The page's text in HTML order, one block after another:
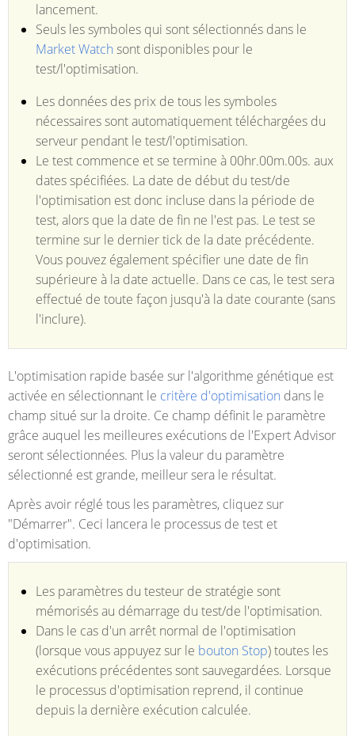
lancement.
Seuls les symboles qui sont sélectionnés dans le
Market Watch sont disponibles pour le
test/l'optimisation.
Les données des prix de tous les symboles
nécessaires sont automatiquement téléchargées du
serveur pendant le test/l'optimisation.
Le test commence et se termine à 00hr.00m.00s. aux
dates spécifiées. La date de début du test/de
l'optimisation est donc incluse dans la période de
test, alors que la date de fin ne l'est pas. Le test se
termine sur le dernier tick de la date précédente.
Vous pouvez également spécifier une date de fin
supérieure à la date actuelle. Dans ce cas, le test sera
effectué de toute façon jusqu'à la date courante (sans
l'inclure).
L'optimisation rapide basée sur l'algorithme génétique est
activée en sélectionnant le critère d'optimisation dans le
champ situé sur la droite. Ce champ définit le paramètre
grâce auquel les meilleures exécutions de l'Expert Advisor
seront sélectionnées. Plus la valeur du paramètre
sélectionné est grande, meilleur sera le résultat.
Après avoir réglé tous les paramètres, cliquez sur
"Démarrer". Ceci lancera le processus de test et
d'optimisation.
Les paramètres du testeur de stratégie sont
mémorisés au démarrage du test/de l'optimisation.
Dans le cas d'un arrêt normal de l'optimisation
(lorsque vous appuyez sur le bouton Stop) toutes les
exécutions précédentes sont sauvegardées. Lorsque
le processus d'optimisation reprend, il continue
depuis la dernière exécution calculée.